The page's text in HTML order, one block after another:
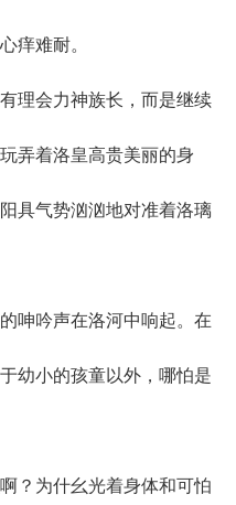
痒难耐。
会力神族长，而是继续
弄着洛皇高贵美丽的身
具气势汹汹地对准着洛璃
吟声在洛河中响起。在
幼小的孩童以外，哪怕是
为什幺光着身体和可怕